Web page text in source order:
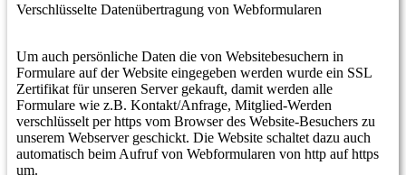
Verschlüsselte Datenübertragung von Webformularen
Um auch persönliche Daten die von Websitebesuchern in
Formulare auf der Website eingegeben werden wurde ein SSL
Zertifikat für unseren Server gekauft, damit werden alle
Formulare wie z.B. Kontakt/Anfrage, Mitglied-Werden
verschlüsselt per https vom Browser des Website-Besuchers zu
unserem Webserver geschickt. Die Website schaltet dazu auch
automatisch beim Aufruf von Webformularen von http auf https
um.